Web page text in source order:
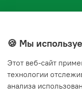
+7(843) 210-
🍪 Мы
Этот веб‑сайт
технологии
анализа